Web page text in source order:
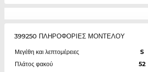
399250 ΠΛΗΡΟΦΟΡΙΕΣ ΜΟΝΤΕΛΟΥ
Μεγέθη και λεπτομέρειες
S
Πλάτος φακού
52